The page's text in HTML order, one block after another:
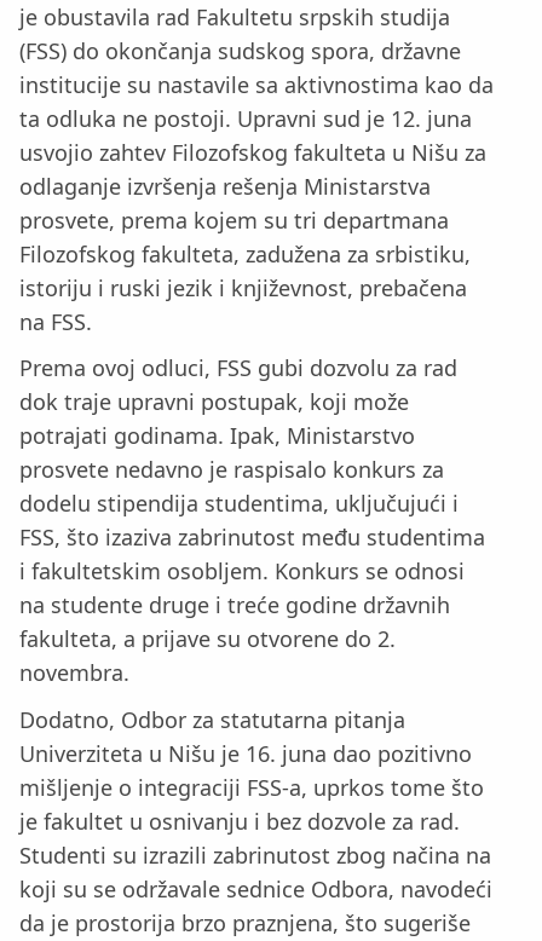
je obustavila rad Fakultetu srpskih studija
(FSS) do okončanja sudskog spora, državne
institucije su nastavile sa aktivnostima kao da
ta odluka ne postoji. Upravni sud je 12. juna
usvojio zahtev Filozofskog fakulteta u Nišu za
odlaganje izvršenja rešenja Ministarstva
prosvete, prema kojem su tri departmana
Filozofskog fakulteta, zadužena za srbistiku,
istoriju i ruski jezik i književnost, prebačena
na FSS.
Prema ovoj odluci, FSS gubi dozvolu za rad
dok traje upravni postupak, koji može
potrajati godinama. Ipak, Ministarstvo
prosvete nedavno je raspisalo konkurs za
dodelu stipendija studentima, uključujući i
FSS, što izaziva zabrinutost među studentima
i fakultetskim osobljem. Konkurs se odnosi
na studente druge i treće godine državnih
fakulteta, a prijave su otvorene do 2.
novembra.
Dodatno, Odbor za statutarna pitanja
Univerziteta u Nišu je 16. juna dao pozitivno
mišljenje o integraciji FSS-a, uprkos tome što
je fakultet u osnivanju i bez dozvole za rad.
Studenti su izrazili zabrinutost zbog načina na
koji su se održavale sednice Odbora, navodeći
da je prostorija brzo praznjena, što sugeriše